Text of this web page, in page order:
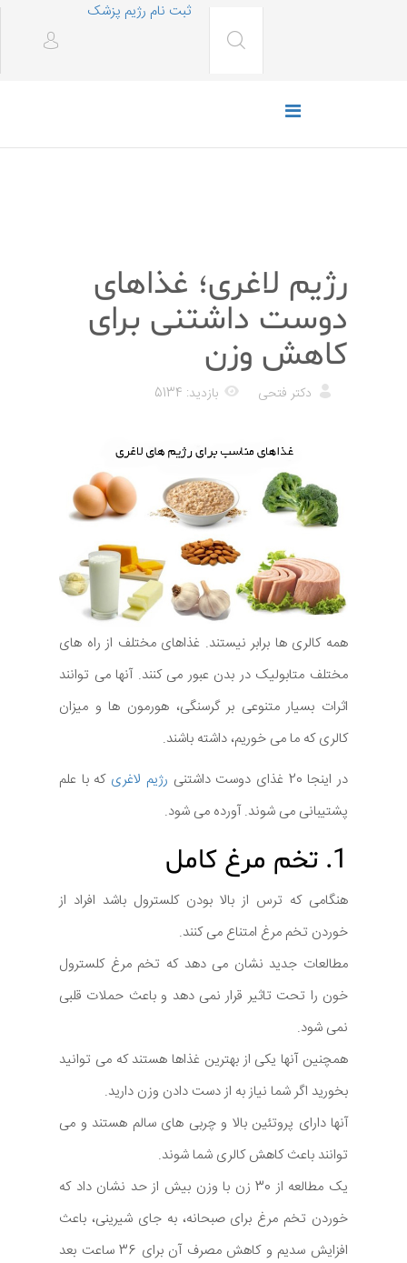
ثبت نام رژیم پزشک
رژیم لاغری؛ غذاهای
دوست داشتنی برای
کاهش وزن
دکتر فتحی بازدید: 5134
همه کالری ها برابر نیستند. غذاهای مختلف از راه های
مختلف متابولیک در بدن عبور می کنند. آنها می توانند
اثرات بسیار متنوعی بر گرسنگی، هورمون ها و میزان
کالری که ما می خوریم، داشته باشند.
در اینجا 20 غذای دوست داشتنی
رژیم لاغری که با علم
پشتیبانی می شوند. آورده می شود.
1. تخم مرغ کامل
هنگامی که ترس از بالا بودن کلسترول باشد افراد از
خوردن تخم مرغ امتناع می کنند.
مطالعات جدید نشان می دهد که تخم مرغ کلسترول
خون را تحت تاثیر قرار نمی دهد و باعث حملات قلبی
نمی شود.
همچنین آنها یکی از بهترین غذاها هستند که می توانید
بخورید اگر شما نیاز به از دست دادن وزن دارید.
آنها دارای پروتئین بالا و چربی های سالم هستند و می
توانند باعث کاهش کالری شما شوند.
یک مطالعه از 30 زن با وزن بیش از حد نشان داد که
خوردن تخم مرغ برای صبحانه، به جای شیرینی، باعث
افزایش سدیم و کاهش مصرف آن برای 36 ساعت بعد